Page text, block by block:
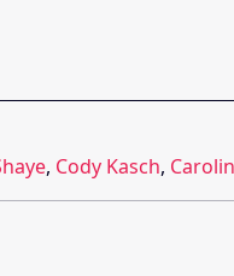
, Cody Kasch,